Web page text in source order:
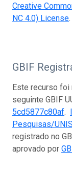
Creative
NC 4.0) License.
GBIF
Este recurso foi
seguinte GBIF
5cd5877c80af.
Pesquisas/
registrado no
aprovado por